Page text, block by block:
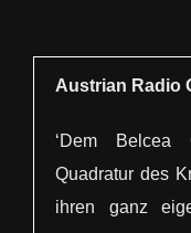
Austrian Radio
‘Dem Belcea
Quadratur des
ihren ganz